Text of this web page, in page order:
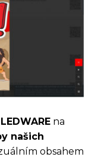
LEDWARE na
našich
obsahem